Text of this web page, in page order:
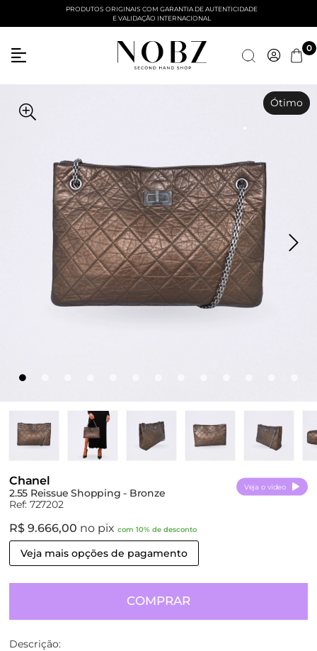
PRODUTOS ORIGINAIS COM GARANTIA DE AUTENTICIDADE
E VALIDAÇÃO INTERNACIONAL
0
Ótimo
Chanel
2.55 Reissue Shopping - Bronze
Ref: 727202
Veja o vídeo
R$ 9.666,00 no pix com 10% de desconto
Veja mais opções de pagamento
COMPRAR
Descrição: